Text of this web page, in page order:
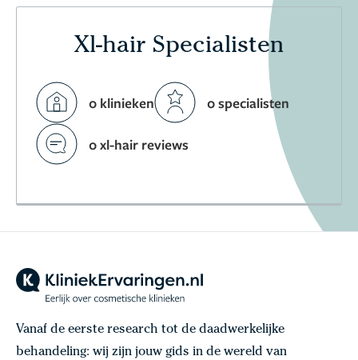
Xl-hair Specialisten
0 klinieken 0 specialisten
0 xl-hair reviews
Vanaf de eerste research tot de daadwerkelijke
behandeling: wij zijn jouw gids in de wereld van